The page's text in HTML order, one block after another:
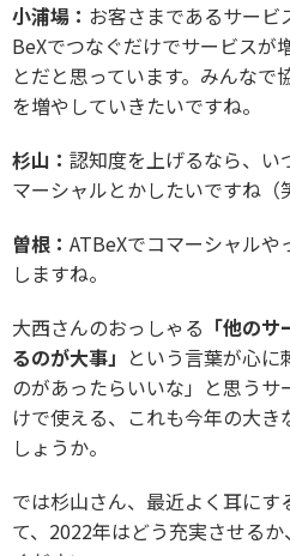
小浦場： お客さまであるサービ
BeXでつなぐだけでサービスが
とだと思っています。みんなで
を増やしていきたいですね。
杉山： 認知度を上げるなら、い
マーシャルとかしたいですね（
曽根： ATBeXでコマーシャル
しますね。
大西さんのおっしゃる 「他の
るのが大事」 という言葉が心に
のがあったらいいな」と思うサ
けで使える、これも今年の大
しょうか。
では杉山さん、最近よく耳に
て、2022年はどう充実させる